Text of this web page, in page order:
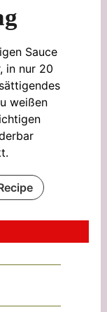
Sauce
in nur 20
weißen